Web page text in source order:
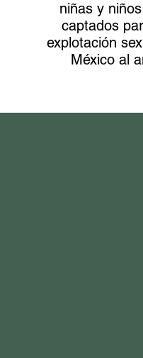
niñas y
captados
explotación
México al